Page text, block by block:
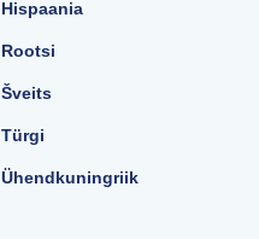
Hispaania
Rootsi
Šveits
Türgi
Ühendkuningriik